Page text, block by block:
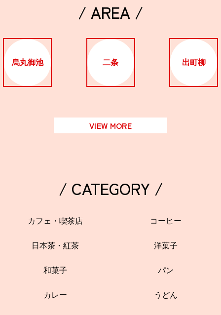
/ AREA /
烏丸御池 二条 出町柳
VIEW MORE
/ CATEGORY /
カフェ・喫茶店 コーヒー
日本茶・紅茶 洋菓子
和菓子 パン
カレー うどん